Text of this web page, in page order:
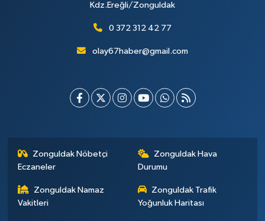
Kdz.Ereğli/Zonguldak
0 372 312 42 77
olay67haber@gmail.com
Zonguldak Nöbetçi
Eczaneler
Zonguldak Hava
Durumu
Zonguldak Namaz
Vakitleri
Zonguldak Trafik
Yoğunluk Haritası